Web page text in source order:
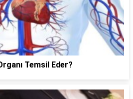
Temsil Eder?